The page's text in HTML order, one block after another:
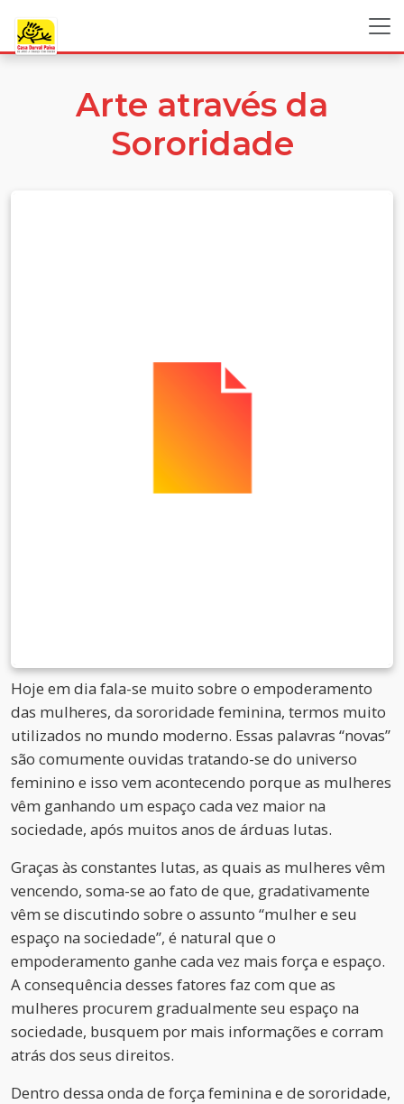
Arte através da
Sororidade
Hoje em dia fala-se muito sobre o empoderamento
das mulheres, da sororidade feminina, termos muito
utilizados no mundo moderno. Essas palavras “novas”
são comumente ouvidas tratando-se do universo
feminino e isso vem acontecendo porque as mulheres
vêm ganhando um espaço cada vez maior na
sociedade, após muitos anos de árduas lutas.
Graças às constantes lutas, as quais as mulheres vêm
vencendo, soma-se ao fato de que, gradativamente
vêm se discutindo sobre o assunto “mulher e seu
espaço na sociedade”, é natural que o
empoderamento ganhe cada vez mais força e espaço.
A consequência desses fatores faz com que as
mulheres procurem gradualmente seu espaço na
sociedade, busquem por mais informações e corram
atrás dos seus direitos.
Dentro dessa onda de força feminina e de sororidade,